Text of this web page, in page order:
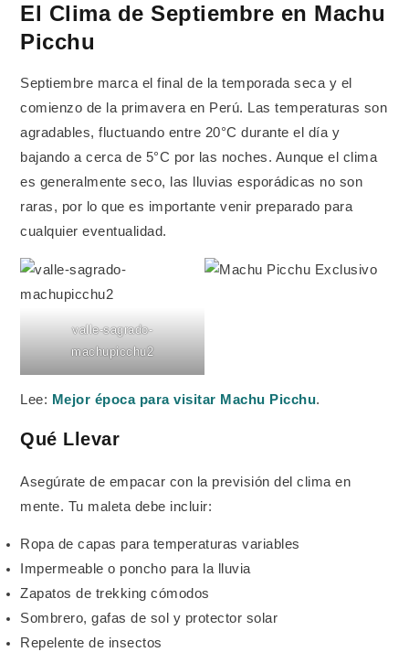
El Clima de Septiembre en Machu
Picchu
Septiembre marca el final de la temporada seca y el
comienzo de la primavera en Perú. Las temperaturas son
agradables, fluctuando entre 20°C durante el día y
bajando a cerca de 5°C por las noches. Aunque el clima
es generalmente seco, las lluvias esporádicas no son
raras, por lo que es importante venir preparado para
cualquier eventualidad.
valle-sagrado-
machupicchu2
Lee: Mejor época para visitar Machu Picchu.
Qué Llevar
Asegúrate de empacar con la previsión del clima en
mente. Tu maleta debe incluir:
Ropa de capas para temperaturas variables
Impermeable o poncho para la lluvia
Zapatos de trekking cómodos
Sombrero, gafas de sol y protector solar
Repelente de insectos